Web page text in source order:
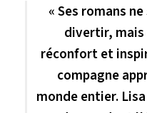
« Ses romans
divertir,
réconfort et
compagne
monde entier.